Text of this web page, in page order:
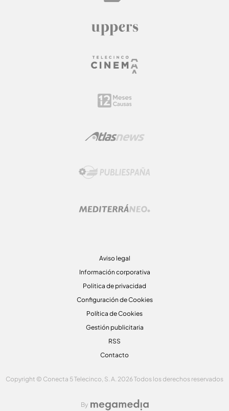
Aviso legal
Información corporativa
Politica de privacidad
Configuración de Cookies
Política de Cookies
Gestión publicitaria
RSS
Contacto
Copyright © Conecta 5 Telecinco, S. A. 2026 Todos los derechos reservados
By